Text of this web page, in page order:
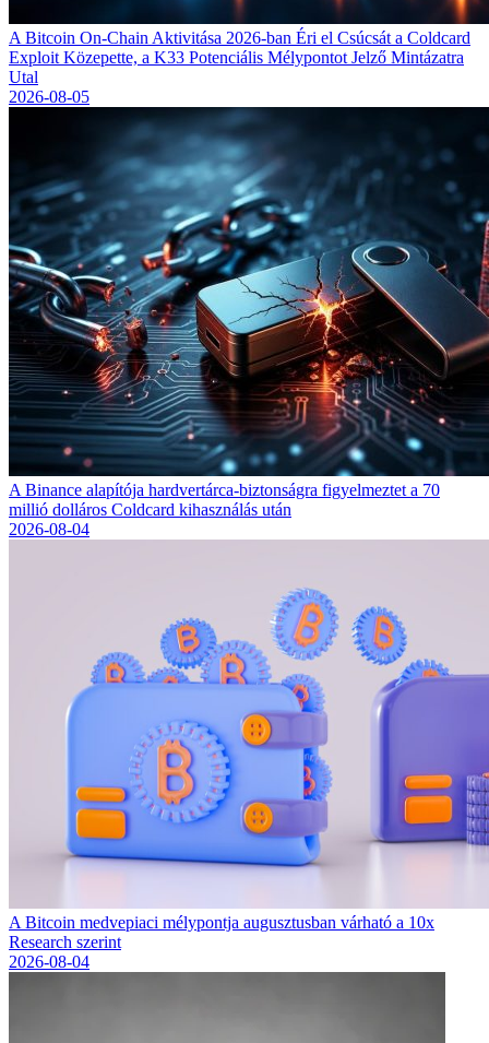
A Bitcoin On-Chain Aktivitása 2026-ban Éri el Csúcsát a Coldcard
Exploit Közepette, a K33 Potenciális Mélypontot Jelző Mintázatra
Utal
2026-08-05
A Binance alapítója hardvertárca-biztonságra figyelmeztet a 70
millió dolláros Coldcard kihasználás után
2026-08-04
A Bitcoin medvepiaci mélypontja augusztusban várható a 10x
Research szerint
2026-08-04